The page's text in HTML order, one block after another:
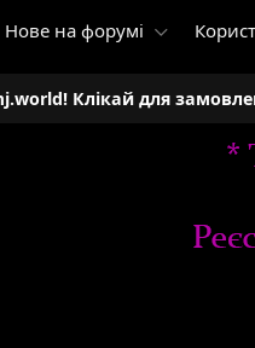
Нове на форумі
Клікай для